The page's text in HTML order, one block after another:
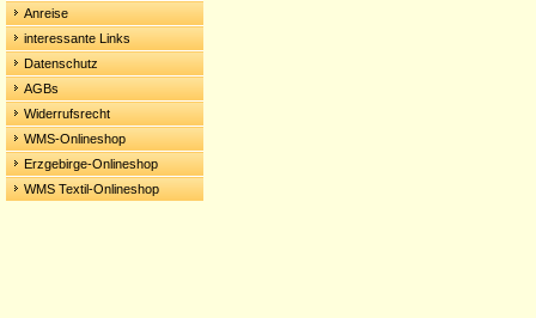
Anreise
interessante Links
Datenschutz
AGBs
Widerrufsrecht
WMS-Onlineshop
Erzgebirge-Onlineshop
WMS Textil-Onlineshop